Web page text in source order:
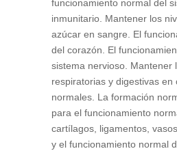
funcionamiento normal del
inmunitario. Mantener los
azúcar en sangre. El
del corazón. El
sistema nervioso. Mantener
respiratorias y digestivas en
normales. La formación
para el funcionamiento
cartílagos, ligamentos,
y el funcionamiento normal